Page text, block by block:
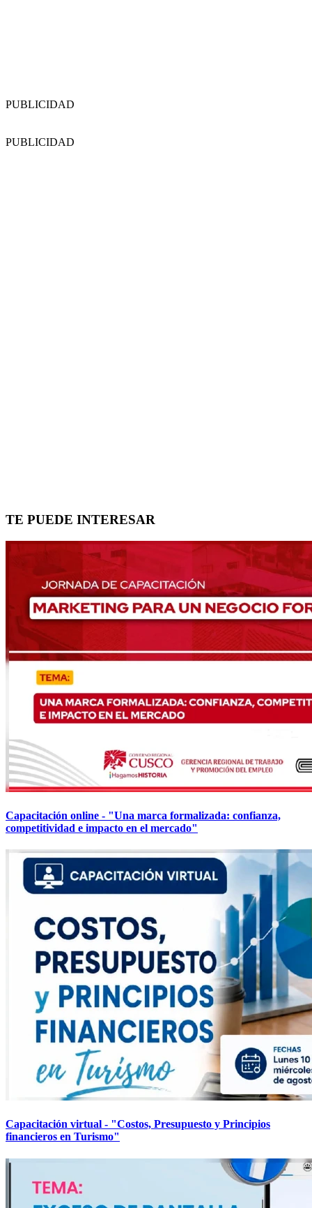
PUBLICIDAD
PUBLICIDAD
TE PUEDE INTERESAR
Capacitación online - "Una marca formalizada: confianza,
competitividad e impacto en el mercado"
Capacitación virtual - "Costos, Presupuesto y Principios
financieros en Turismo"